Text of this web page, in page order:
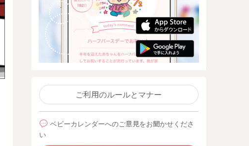
ご利用のルールとマナー
ベビーカレンダーへのご意見をお聞かせくださ
い